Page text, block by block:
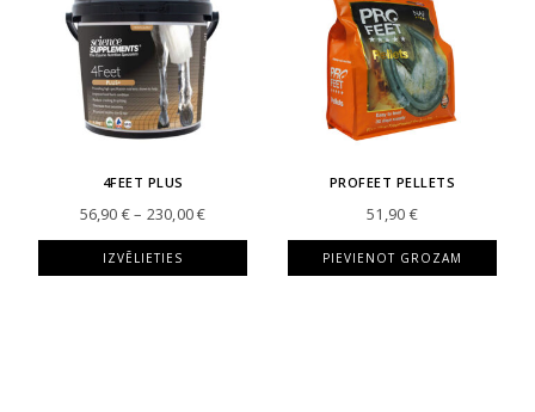
4FEET PLUS
56,90 €– 230,00€Price
IZVĒLIETIES
PROFEET PELLETS
51,90 €
PIEVIENOT GROZAM